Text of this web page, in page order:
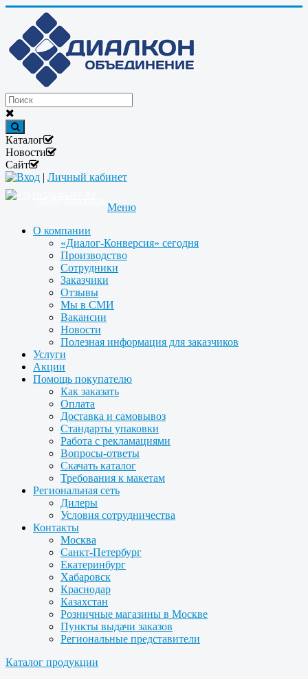
Каталог
Новости
Сайт
Вход | Личный кабинет
Меню
О компании
«Диалог-Конверсия» сегодня
Производство
Сотрудники
Заказчики
Отзывы
Мы в СМИ
Вакансии
Новости
Полезная информация для заказчиков
Услуги
Акции
Помощь покупателю
Как заказать
Оплата
Доставка и самовывоз
Стандарты упаковки
Работа с рекламациями
Вопросы-ответы
Скачать каталог
Требования к макетам
Региональная сеть
Дилеры
Условия сотрудничества
Контакты
Москва
Санкт-Петербург
Екатеринбург
Хабаровск
Краснодар
Казахстан
Розничные магазины в Москве
Пункты выдачи заказов
Региональные представители
Каталог продукции